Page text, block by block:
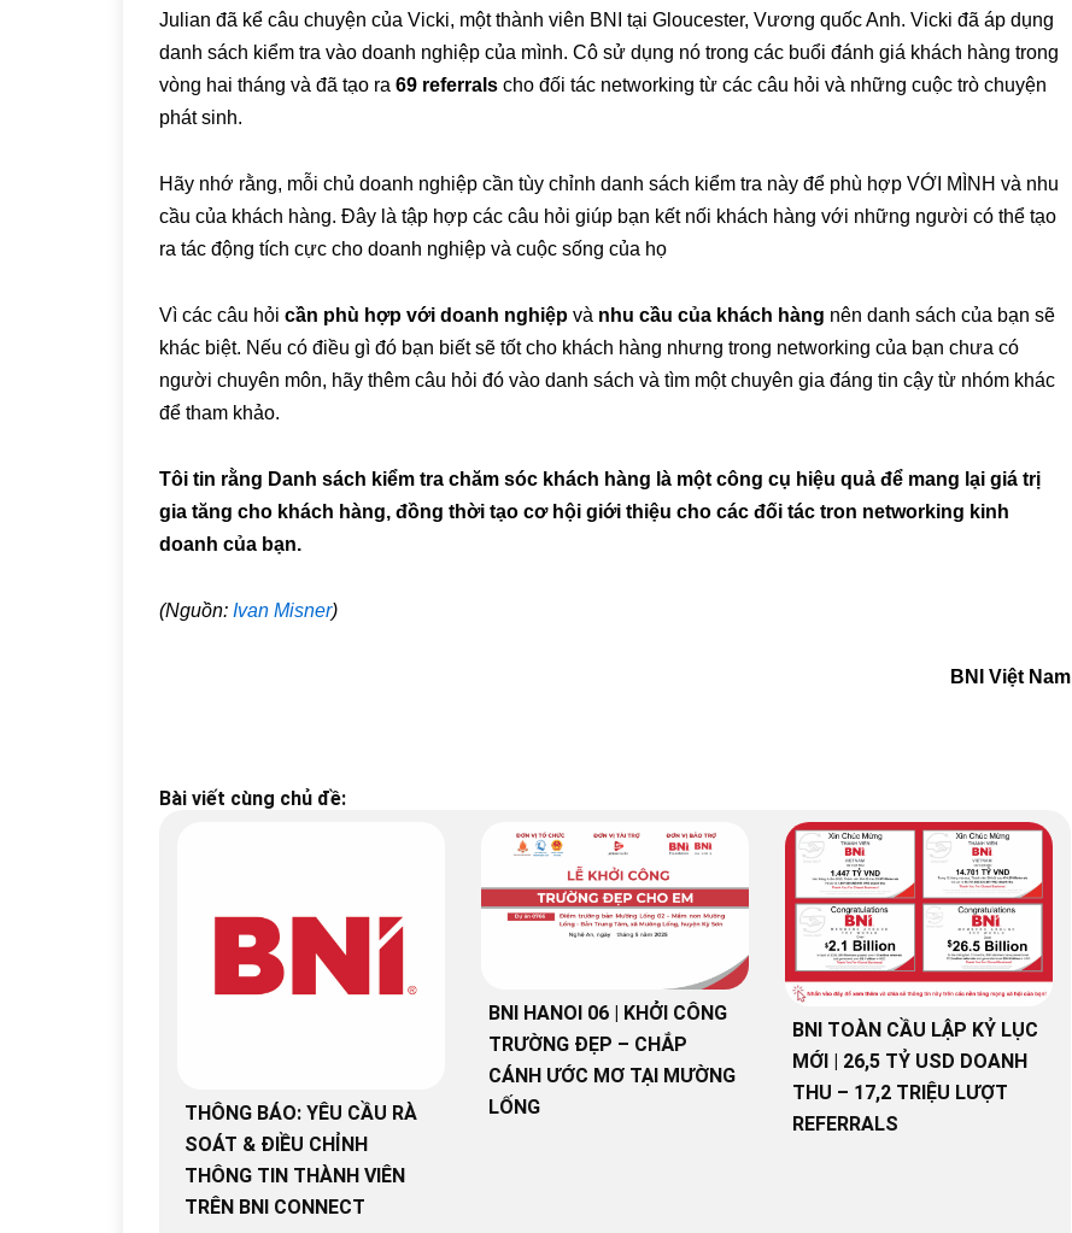
Julian đã kể câu chuyện của Vicki, một thành viên BNI tại Gloucester, Vương quốc Anh. Vicki đã áp dụng
danh sách kiểm tra vào doanh nghiệp của mình. Cô sử dụng nó trong các buổi đánh giá khách hàng trong
vòng hai tháng và đã tạo ra 69 referrals cho đối tác networking từ các câu hỏi và những cuộc trò chuyện
phát sinh.
Hãy nhớ rằng, mỗi chủ doanh nghiệp cần tùy chỉnh danh sách kiểm tra này để phù hợp VỚI MÌNH và nhu
cầu của khách hàng. Đây là tập hợp các câu hỏi giúp bạn kết nối khách hàng với những người có thể tạo
ra tác động tích cực cho doanh nghiệp và cuộc sống của họ
Vì các câu hỏi cần phù hợp với doanh nghiệp và nhu cầu của khách hàng nên danh sách của bạn sẽ
khác biệt. Nếu có điều gì đó bạn biết sẽ tốt cho khách hàng nhưng trong networking của bạn chưa có
người chuyên môn, hãy thêm câu hỏi đó vào danh sách và tìm một chuyên gia đáng tin cậy từ nhóm khác
để tham khảo.
Tôi tin rằng Danh sách kiểm tra chăm sóc khách hàng là một công cụ hiệu quả để mang lại giá trị
gia tăng cho khách hàng, đồng thời tạo cơ hội giới thiệu cho các đối tác tron networking kinh
doanh của bạn.
(Nguồn: Ivan Misner)
BNI Việt Nam
Bài viết cùng chủ đề:
THÔNG BÁO: YÊU CẦU RÀ
SOÁT & ĐIỀU CHỈNH
THÔNG TIN THÀNH VIÊN
TRÊN BNI CONNECT
BNI HANOI 06 | KHỞI CÔNG
TRƯỜNG ĐẸP – CHẮP
CÁNH ƯỚC MƠ TẠI MƯỜNG
LỐNG
BNI TOÀN CẦU LẬP KỶ LỤC
MỚI | 26,5 TỶ USD DOANH
THU – 17,2 TRIỆU LƯỢT
REFERRALS